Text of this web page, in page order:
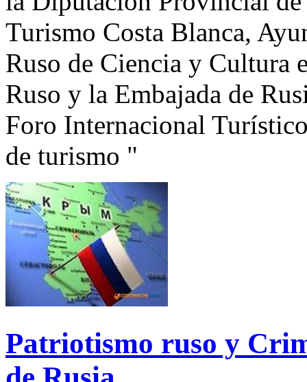
Turismo Costa Blanca,
Ruso de Ciencia y Cultura
Ruso y la Embajada de
Foro Internacional
de turismo "
Patriotismo ruso y